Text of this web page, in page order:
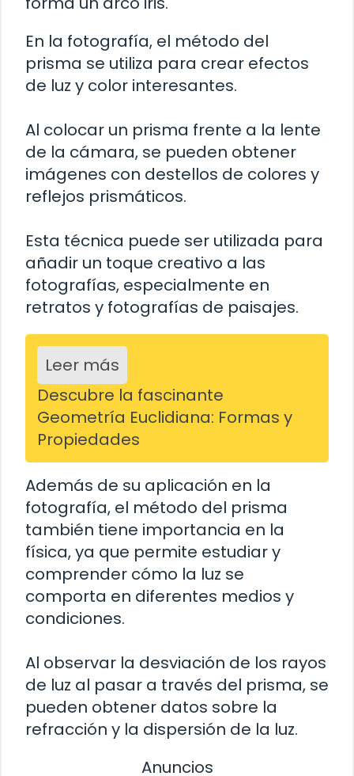
En la fotografía, el método del
prisma se utiliza para crear efectos
de luz y color interesantes.
Al colocar un prisma frente a la lente
de la cámara, se pueden obtener
imágenes con destellos de colores y
reflejos prismáticos.
Esta técnica puede ser utilizada para
añadir un toque creativo a las
fotografías, especialmente en
retratos y fotografías de paisajes.
Leer más
Descubre la fascinante
Geometría Euclidiana: Formas y
Propiedades
Además de su aplicación en la
fotografía, el método del prisma
también tiene importancia en la
física, ya que permite estudiar y
comprender cómo la luz se
comporta en diferentes medios y
condiciones.
Al observar la desviación de los rayos
de luz al pasar a través del prisma, se
pueden obtener datos sobre la
refracción y la dispersión de la luz.
Anuncios